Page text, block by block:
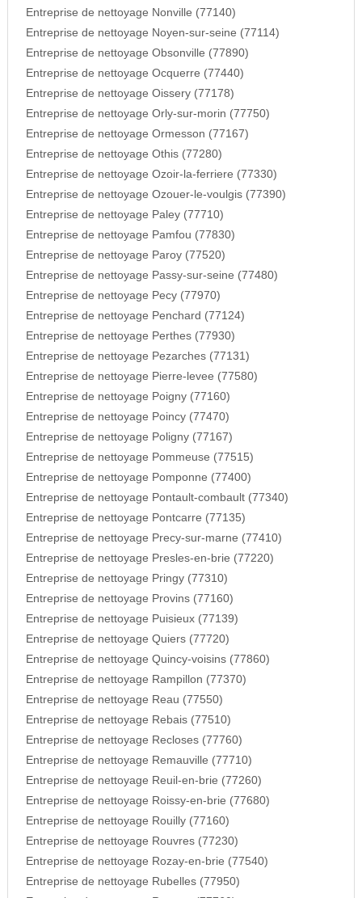
Entreprise de nettoyage Nonville (77140)
Entreprise de nettoyage Noyen-sur-seine (77114)
Entreprise de nettoyage Obsonville (77890)
Entreprise de nettoyage Ocquerre (77440)
Entreprise de nettoyage Oissery (77178)
Entreprise de nettoyage Orly-sur-morin (77750)
Entreprise de nettoyage Ormesson (77167)
Entreprise de nettoyage Othis (77280)
Entreprise de nettoyage Ozoir-la-ferriere (77330)
Entreprise de nettoyage Ozouer-le-voulgis (77390)
Entreprise de nettoyage Paley (77710)
Entreprise de nettoyage Pamfou (77830)
Entreprise de nettoyage Paroy (77520)
Entreprise de nettoyage Passy-sur-seine (77480)
Entreprise de nettoyage Pecy (77970)
Entreprise de nettoyage Penchard (77124)
Entreprise de nettoyage Perthes (77930)
Entreprise de nettoyage Pezarches (77131)
Entreprise de nettoyage Pierre-levee (77580)
Entreprise de nettoyage Poigny (77160)
Entreprise de nettoyage Poincy (77470)
Entreprise de nettoyage Poligny (77167)
Entreprise de nettoyage Pommeuse (77515)
Entreprise de nettoyage Pomponne (77400)
Entreprise de nettoyage Pontault-combault (77340)
Entreprise de nettoyage Pontcarre (77135)
Entreprise de nettoyage Precy-sur-marne (77410)
Entreprise de nettoyage Presles-en-brie (77220)
Entreprise de nettoyage Pringy (77310)
Entreprise de nettoyage Provins (77160)
Entreprise de nettoyage Puisieux (77139)
Entreprise de nettoyage Quiers (77720)
Entreprise de nettoyage Quincy-voisins (77860)
Entreprise de nettoyage Rampillon (77370)
Entreprise de nettoyage Reau (77550)
Entreprise de nettoyage Rebais (77510)
Entreprise de nettoyage Recloses (77760)
Entreprise de nettoyage Remauville (77710)
Entreprise de nettoyage Reuil-en-brie (77260)
Entreprise de nettoyage Roissy-en-brie (77680)
Entreprise de nettoyage Rouilly (77160)
Entreprise de nettoyage Rouvres (77230)
Entreprise de nettoyage Rozay-en-brie (77540)
Entreprise de nettoyage Rubelles (77950)